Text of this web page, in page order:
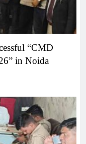
“CMD
in Noida